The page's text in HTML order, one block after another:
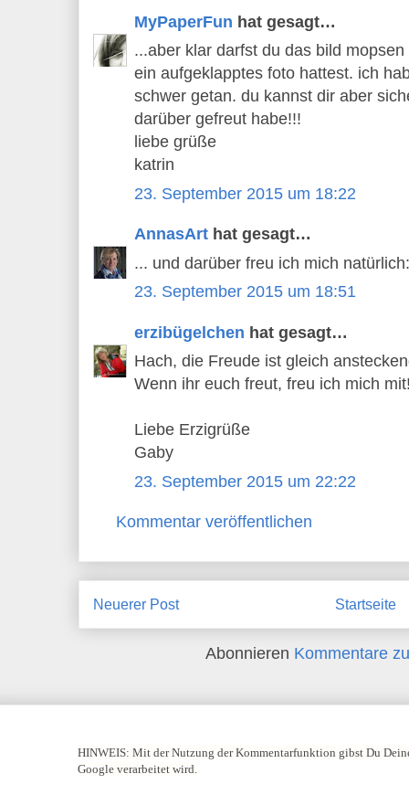
MyPaperFun hat gesagt…
...aber klar darfst du das bild
ein aufgeklapptes foto hattest. ich
schwer getan. du kannst dir aber
darüber gefreut habe!!!
liebe grüße
katrin
23. September 2015 um 18:22
AnnasArt hat gesagt…
... und darüber freu ich mich
23. September 2015 um 18:51
erzibügelchen hat gesagt…
Hach, die Freude ist gleich
Wenn ihr euch freut, freu ich mich
Liebe Erzigrüße
Gaby
23. September 2015 um 22:22
Kommentar veröffentlichen
Neuerer Post Startseite
Abonnieren Kommentare
HINWEIS: Mit der Nutzung der Kommentarfunktion gibst Du
Google verarbeitet wird.